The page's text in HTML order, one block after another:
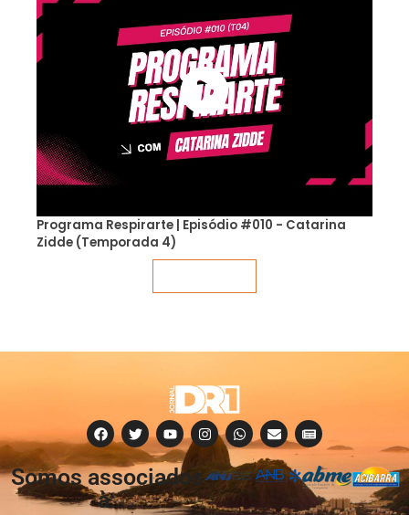
Programa Respirarte | Episódio #010 - Catarina
Zidde (Temporada 4)
Somos associados
à: